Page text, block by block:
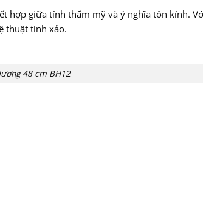
hợp giữa tính thẩm mỹ và ý nghĩa tôn kính.
thuật tinh xảo.
48 cm BH12